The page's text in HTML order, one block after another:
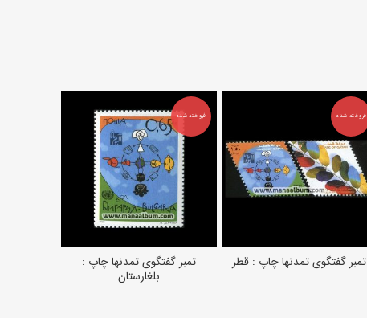
فروخته شده
اطلاعات بیشتر
تمبر گفتگوی تمدنها چاپ : قطر
فروخته شده
اطلاعات بیشتر
تمبر گفتگوی تمدنها چاپ :
بلغارستان